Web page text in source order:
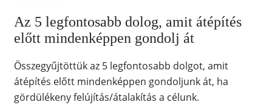
Az 5 legfontosabb dolog, amit átépítés
előtt mindenképpen gondolj át
Összegyűjtöttük az 5 legfontosabb dolgot, amit
átépítés előtt mindenképpen gondoljunk át, ha
gördülékeny felújítás/átalakítás a célunk.